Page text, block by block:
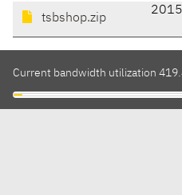
tsbshop.zip
Current bandwidth utilization